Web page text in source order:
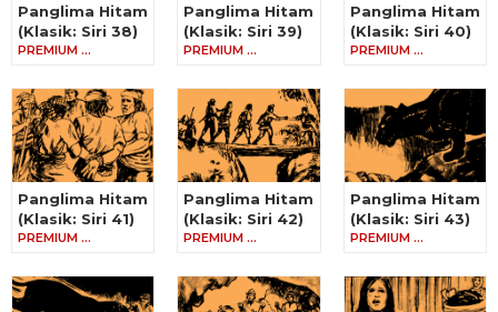
Panglima Hitam
(Klasik: Siri 38)
PREMIUM …
Panglima Hitam
(Klasik: Siri 39)
PREMIUM …
Panglima Hitam
(Klasik: Siri 40)
PREMIUM …
Panglima Hitam
(Klasik: Siri 41)
PREMIUM …
Panglima Hitam
(Klasik: Siri 42)
PREMIUM …
Panglima Hitam
(Klasik: Siri 43)
PREMIUM …